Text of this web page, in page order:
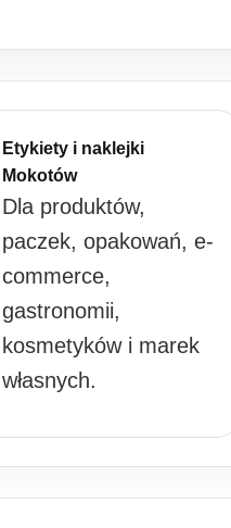
Etykiety i naklejki
Mokotów
Dla produktów,
paczek, opakowań, e-
commerce,
gastronomii,
kosmetyków i marek
własnych.